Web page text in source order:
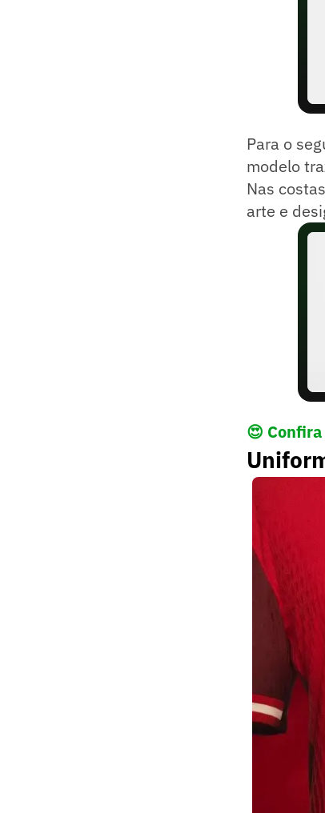
Para o
modelo
Nas
arte e
😍